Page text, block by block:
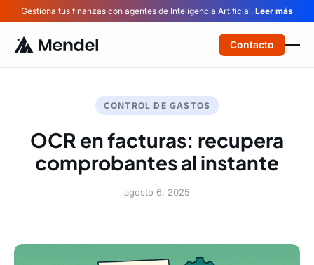
Gestiona tus finanzas con agentes de Inteligencia Artificial. Leer más
Contacto
CONTROL DE GASTOS
OCR en facturas: recupera
comprobantes al instante
agosto 6, 2025